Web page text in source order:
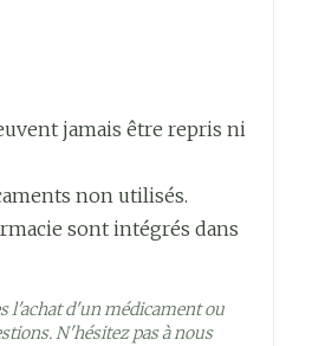
%
jamais être repris ni
non utilisés.
sont intégrés dans
l'achat d'un médicament ou
N'hésitez pas à nous